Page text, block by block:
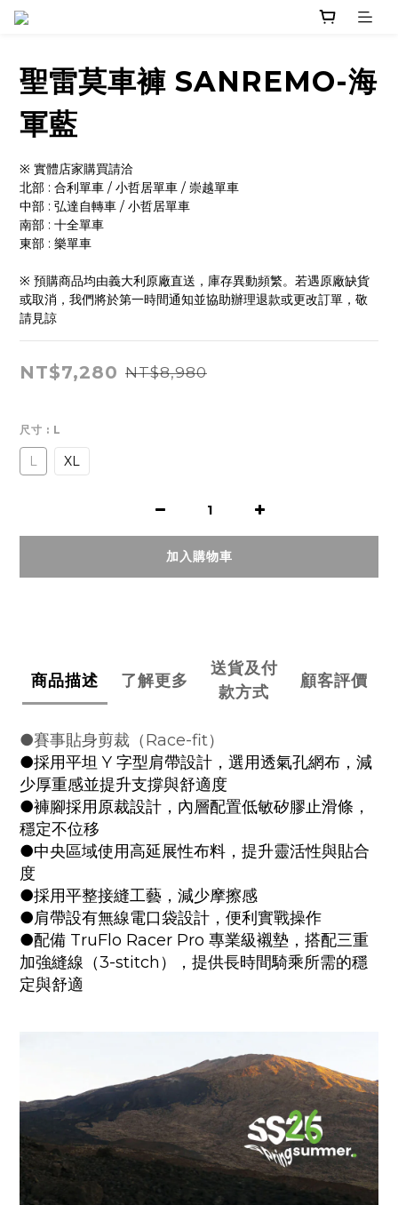
聖雷莫車褲 SANREMO-海
軍藍
※ 實體店家購買請洽
北部 : 合利單車 / 小哲居單車 / 崇越單車
中部 : 弘達自轉車 / 小哲居單車
南部 : 十全單車
東部 : 樂單車
※ 預購商品均由義大利原廠直送，庫存異動頻繁。若遇原廠缺貨
或取消，我們將於第一時間通知並協助辦理退款或更改訂單，敬
請見諒
NT$7,280 NT$8,980
尺寸 : L
L XL
加入購物車
商品描述 了解更多
送貨及付
款方式
顧客評價
●賽事貼身剪裁（Race-fit）
●採用平坦 Y 字型肩帶設計，選用透氣孔網布，減
少厚重感並提升支撐與舒適度
●褲腳採用原裁設計，內層配置低敏矽膠止滑條，
穩定不位移
●中央區域使用高延展性布料，提升靈活性與貼合
度
●採用平整接縫工藝，減少摩擦感
●肩帶設有無線電口袋設計，便利實戰操作
●配備 TruFlo Racer Pro 專業級襯墊，搭配三重
加強縫線（3-stitch），提供長時間騎乘所需的穩
定與舒適